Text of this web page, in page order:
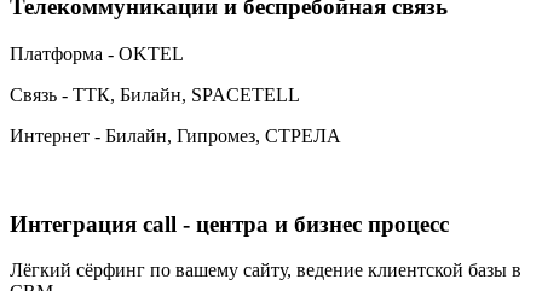
Телекоммуникации и беспребойная связь
Платформа - OKTEL
Связь - ТТК, Билайн, SPACETELL
Интернет - Билайн, Гипромез, СТРЕЛА
Интеграция call - центра и бизнес процесс
Лёгкий сёрфинг по вашему сайту, ведение клиентской базы в